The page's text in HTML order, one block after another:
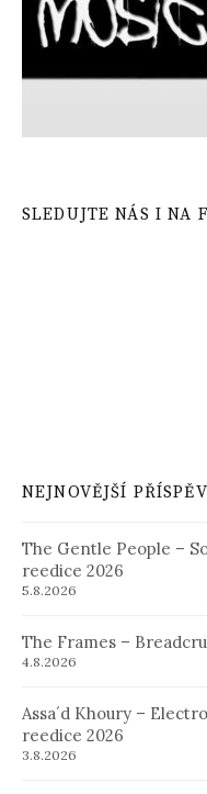
SLEDUJTE NÁS I NA
NEJNOVĚJŠÍ
The Gentle People –
reedice 2026
5.8.2026
The Frames –
4.8.2026
Assa´d Khoury –
reedice 2026
3.8.2026